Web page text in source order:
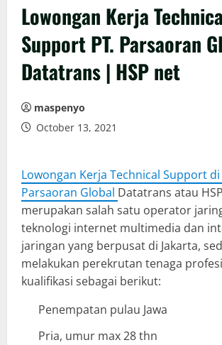
Lowongan Kerja
Support PT. Parsaoran
Datatrans | HSP net
maspenyo
October 13, 2021
Lowongan Kerja Technical Support di
Parsaoran Global Datatrans atau
merupakan salah satu operator
teknologi internet multimedia dan
jaringan yang berpusat di Jakarta,
melakukan perekrutan tenaga
kualifikasi sebagai berikut:
Penempatan pulau Jawa
Pria, umur max 28 thn